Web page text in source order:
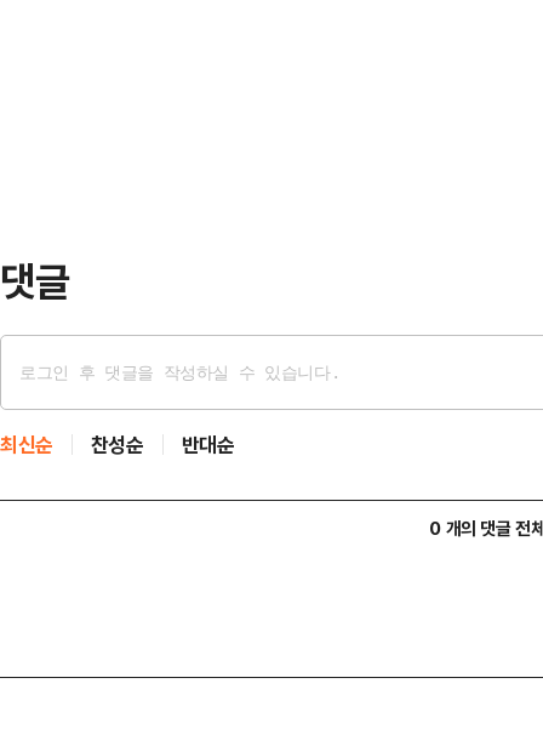
댓글
최신순 찬성순 반대순
0 개의 댓글 전